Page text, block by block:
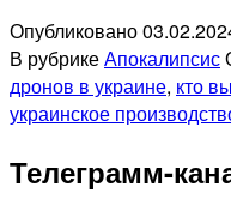
Опубликовано
В рубрикеАпокалипсис
дронов в украине, кто
украинское
Телеграмм-